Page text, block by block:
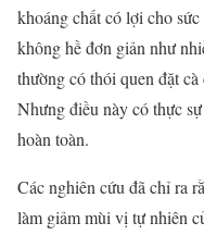
khoáng chất có lợi cho
không hề đơn giản như
thường có thói quen đặt
Nhưng điều này có thực
hoàn toàn.
Các nghiên cứu đã chỉ ra
làm giảm mùi vị tự nhiên